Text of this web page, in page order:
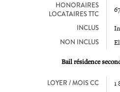
HONORAIRES
LOCATAIRES TTC
INCLUS
NON INCLUS
Bail résidence
LOYER / MOIS CC 1